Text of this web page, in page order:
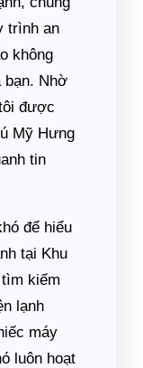
trình an
không
bạn. Nhờ
được
Mỹ Hưng
tin
để hiểu
tại Khu
kiếm
lạnh
máy
luôn hoạt